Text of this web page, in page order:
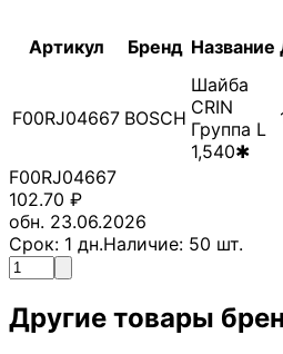
Артикул Бренд Название
F00RJ04667 BOSCH
Шайба
CRIN
Группа L
1,540✱
F00RJ04667
102.70 ₽
обн. 23.06.2026
Срок: 1 дн.Наличие: 50 шт.
Другие товары